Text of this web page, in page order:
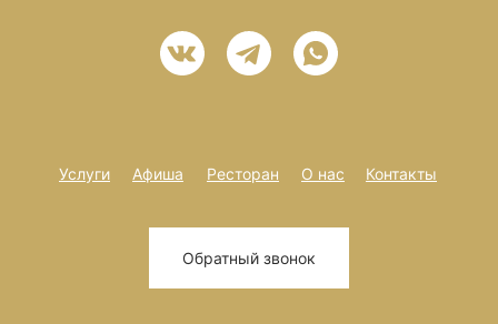
Услуги Афиша Ресторан О нас Контакты
Обратный звонок